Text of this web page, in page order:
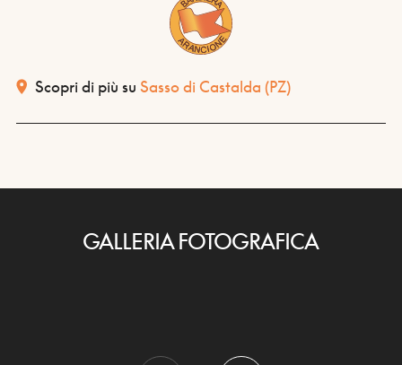
Scopri di più su Sasso di Castalda (PZ)
GALLERIA FOTOGRAFICA